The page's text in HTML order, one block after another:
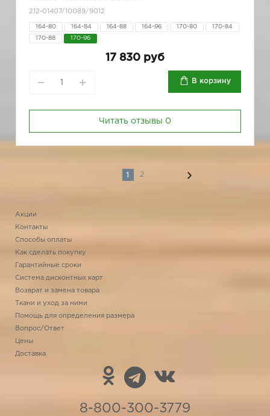
212-01407/10089/9012
164-80 164-84 164-88 164-96 170-80 170-84
170-88 170-96
17 830 руб
В корзину
Читать отзывы 0
1 2
Акции
Контакты
Способы оплаты
Как сделать покупку
Гарантийные сроки
Система дисконтных карт
Возврат и замена товара
Ткани и уход за ними
Помощь для определения размера
Вопрос/Ответ
Цены
Доставка
8-800-300-3779